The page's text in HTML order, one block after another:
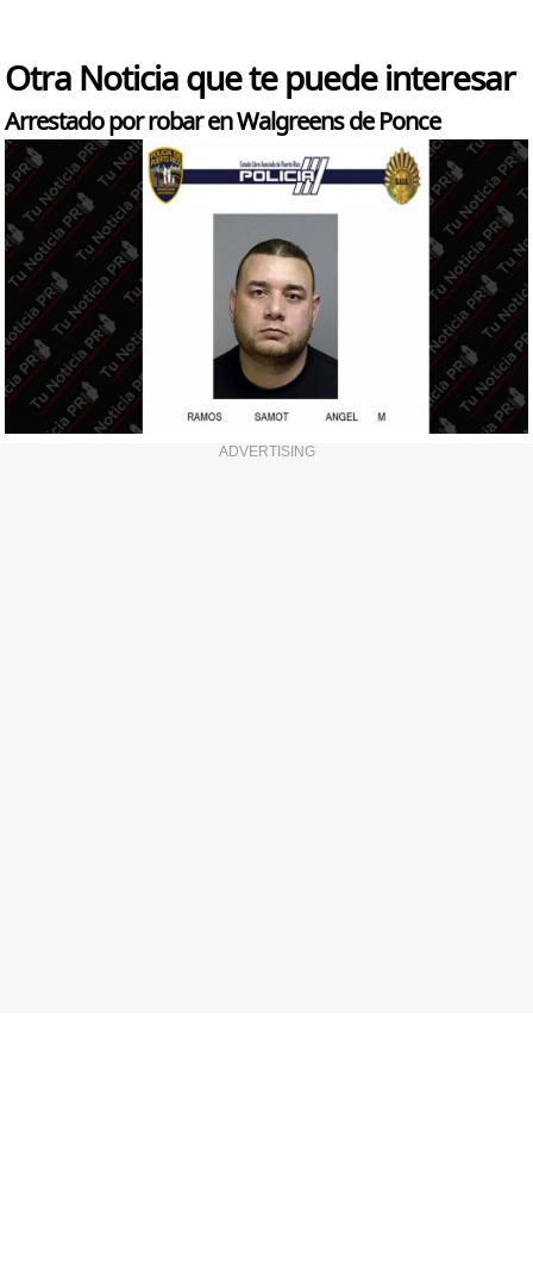
Otra Noticia que te puede interesar
Arrestado por robar en Walgreens de Ponce
ADVERTISING